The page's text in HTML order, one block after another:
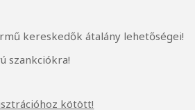
kereskedők átalány lehetőségei!
szankciókra!
kötött!